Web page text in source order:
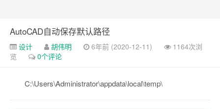
AutoCAD自动保存默认路径
设计 胡伟明 6年前 (2020-12-11)
1164次浏
览
0个评论
C:\Users\Administrator\appdata\local\temp\